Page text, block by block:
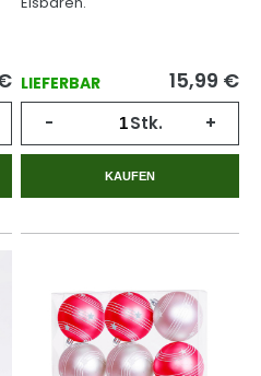
LIEFERBAR 15,99 €
- Stk. +
KAUFEN